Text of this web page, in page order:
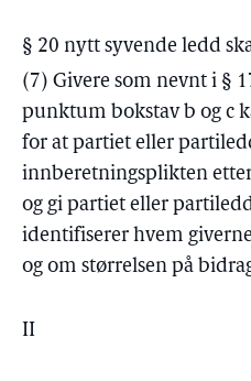
§ 20 nytt syvende ledd
(7) Givere som nevnt i §
punktum bokstav b og c
for at partiet eller
innberetningsplikten
og gi partiet eller
identifiserer hvem
og om størrelsen på
II